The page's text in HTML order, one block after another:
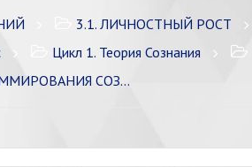
3.1. ЛИЧНОСТНЫЙ РОСТ
Цикл 1. Теория Сознания
СОЗНАНИЯ